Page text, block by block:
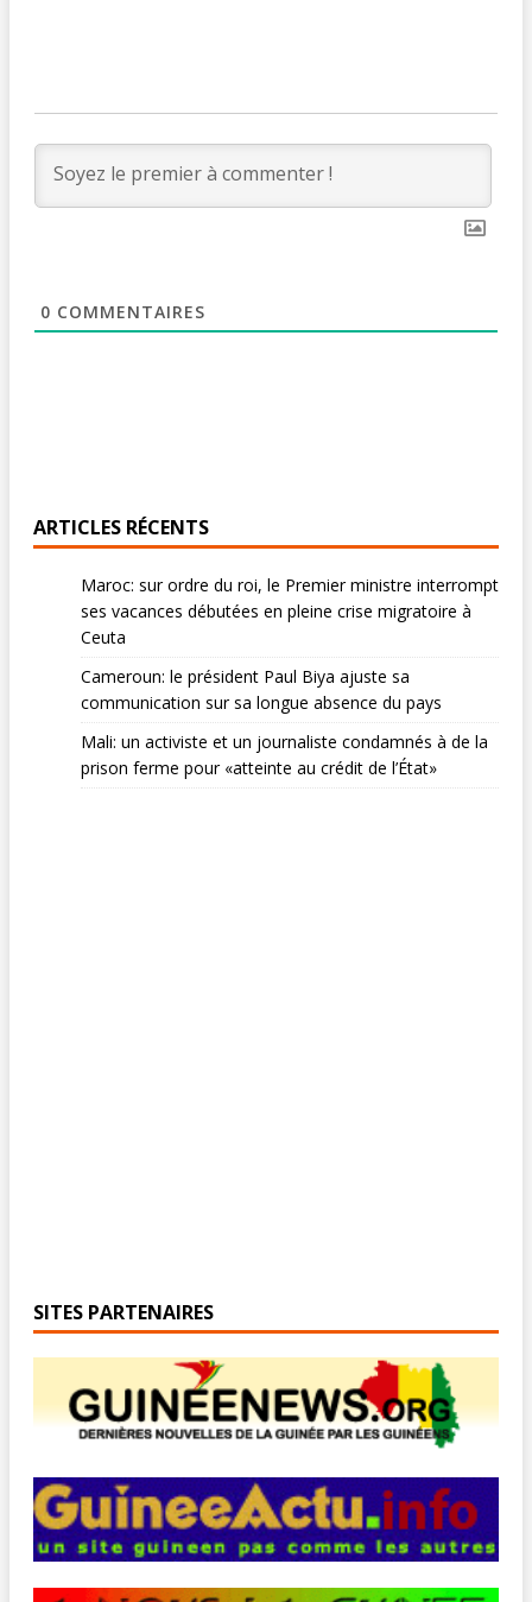
0 COMMENTAIRES
ARTICLES RÉCENTS
Maroc: sur ordre du roi, le Premier ministre interrompt
ses vacances débutées en pleine crise migratoire à
Ceuta
Cameroun: le président Paul Biya ajuste sa
communication sur sa longue absence du pays
Mali: un activiste et un journaliste condamnés à de la
prison ferme pour «atteinte au crédit de l’État»
SITES PARTENAIRES